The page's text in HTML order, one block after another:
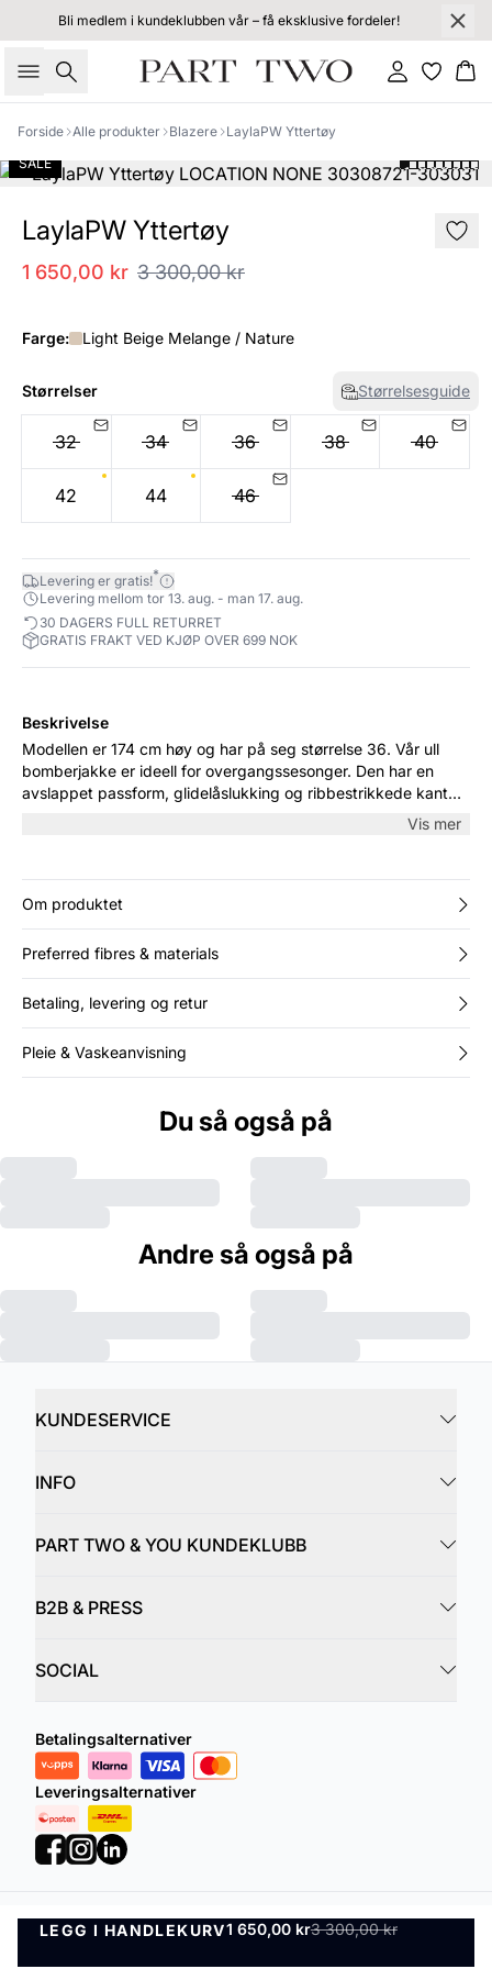
Bli medlem i kundeklubben vår – få eksklusive fordeler!
Søk Logg inn
Forside Alle produkter Blazere LaylaPW Yttertøy
SALE
LaylaPW Yttertøy
1 650,00 kr 3 300,00 kr
Farge: Light Beige Melange / Nature
Størrelser Størrelsesguide
32 34 36 38 40
42 44 46
Levering er gratis!*
Levering mellom tor 13. aug. - man 17. aug.
30 DAGERS FULL RETURRET
GRATIS FRAKT VED KJØP OVER 699 NOK
LEGG I HANDLEKURV1 650,00 kr3 300,00 kr
LEGG I HANDLEKURV
Beskrivelse
Modellen er 174 cm høy og har på seg størrelse 36. Vår ull
bomberjakke er ideell for overgangssesonger. Den har en
avslappet passform, glidelåslukking og ribbestrikkede kanter
som gir et sporty preg. Laget av mykt ullmateriale som sikrer
varme og komfort hele dagen. Perfekt for både avslappede
Vis mer
Om produktet
Preferred fibres & materials
Betaling, levering og retur
Pleie & Vaskeanvisning
Du så også på
Andre så også på
KUNDESERVICE
INFO
PART TWO & YOU KUNDEKLUBB
B2B & PRESS
SOCIAL
Betalingsalternativer
Leveringsalternativer
Personvernregler Vilkår og betingelser